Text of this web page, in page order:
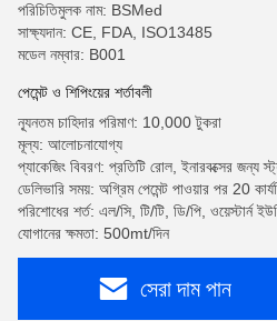
পরিচিতিমুলক নাম: BSMed
সাক্ষ্যদান: CE, FDA, ISO13485
মডেল নম্বার: B001
পেমেন্ট ও শিপিংয়ের শর্তাবলী
ন্যূনতম চাহিদার পরিমাণ: 10,000 টুকরা
মূল্য: আলোচনাযোগ্য
প্যাকেজিং বিবরণ: প্রতিটি রোল, ইনারবক্সের জন্য
ডেলিভারি সময়: অগ্রিম পেমেন্ট পাওয়ার পর 20
পরিশোধের শর্ত: এল/সি, টি/টি, ডি/পি, ওয়েস্টার্ন
যোগানের ক্ষমতা: 500mt/দিন
সেরা দাম পান